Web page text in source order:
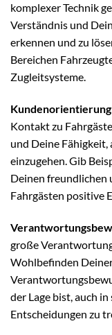
komplexer Technik
Verständnis und
erkennen und zu
Bereichen
Zugleitsysteme.
Kontakt zu
und Deine Fähigkeit,
einzugehen. Gib
Deinen freundlichen
Fahrgästen positive
große
Wohlbefinden
der Lage bist, auch
Entscheidungen zu